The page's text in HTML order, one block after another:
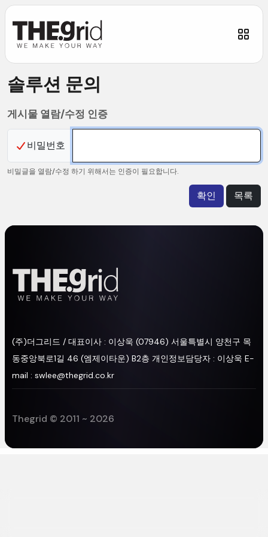
솔루션문의
게시물열람/수정인증
비밀번호
비밀글을열람/수정하기위해서는인증이필요합니다.
확인 목록
(주)더그리드/대표이사:이상욱 (07946)서울특별시양천구목
동중앙북로1길46(엠제이타운)B2층 개인정보담당자:이상욱 E-
mail:swlee@thegrid.co.kr
Thegrid©2011~2026